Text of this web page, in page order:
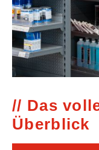
Das
Überblick